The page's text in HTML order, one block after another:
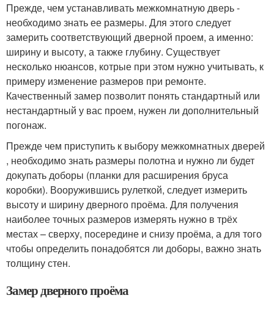
Прежде, чем устанавливать межкомнатную дверь -
необходимо знать ее размеры. Для этого следует
замерить соответствующий дверной проем, а именно:
ширину и высоту, а также глубину. Существует
несколько нюансов, котрые при этом нужно учитывать, к
примеру изменение размеров при ремонте.
Качественный замер позволит понять стандартный или
нестандартный у вас проем, нужен ли дополнительный
погонаж.
Прежде чем приступить к выбору межкомнатных дверей
, необходимо знать размеры полотна и нужно ли будет
докупать доборы (планки для расширения бруса
коробки). Вооружившись рулеткой, следует измерить
высоту и ширину дверного проёма. Для получения
наиболее точных размеров измерять нужно в трёх
местах – сверху, посередине и снизу проёма, а для того
чтобы определить понадобятся ли доборы, важно знать
толщину стен.
Замер дверного проёма